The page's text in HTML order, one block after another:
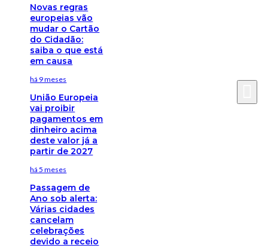
Novas regras
europeias vão
mudar o Cartão
do Cidadão:
saiba o que está
em causa
há 9 meses
União Europeia
vai proibir
pagamentos em
dinheiro acima
deste valor já a
partir de 2027
há 5 meses
Passagem de
Ano sob alerta:
Várias cidades
cancelam
celebrações
devido a receio